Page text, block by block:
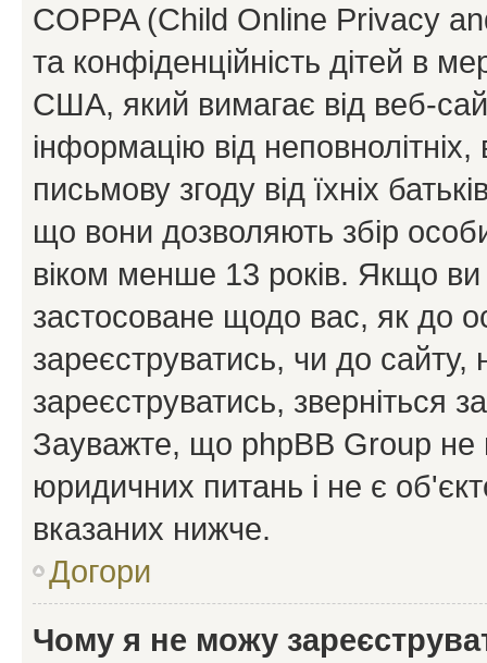
COPPA (Child Online Privacy
та конфіденційність дітей в
США, який вимагає від веб-
інформацію від
письмову згоду від їхніх
що вони дозволяють збір
віком менше 13 років. Якщо
застосоване щодо вас, як до
зареєструватись, чи до
зареєструватись, зверніться
Зауважте, що phpBB Group не
юридичних питань і не є
вказаних нижче.
Догори
Чому я не можу